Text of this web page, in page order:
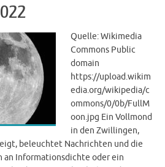
Quelle: Wikimedia
Commons Public
domain
https://upload.wikim
edia.org/wikipedia/c
ommons/0/0b/FullM
oon.jpg Ein Vollmond
in den Zwillingen,
beleuchtet Nachrichten und die
an Informationsdichte oder ein